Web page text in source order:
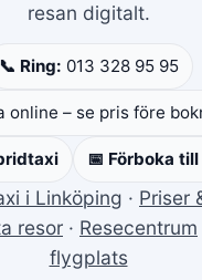
resan digitalt.
📞 Ring: 013 328 95 95
online – se pris före
📅 Förboka
i Linköping · Priser
resor · Resecentrum
flygplats